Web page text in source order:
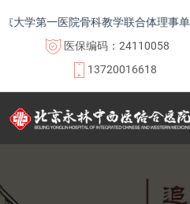
学第一医院骨科教学联合体理事单位
医保编码：24110058
13720016618